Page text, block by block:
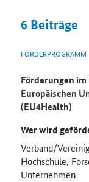
6 Beiträge
FÖRDERPROGRAMM
Förderungen
Europäischen
(EU4Health)
Wer wird
Verband/
Hochschule,
Unternehmen